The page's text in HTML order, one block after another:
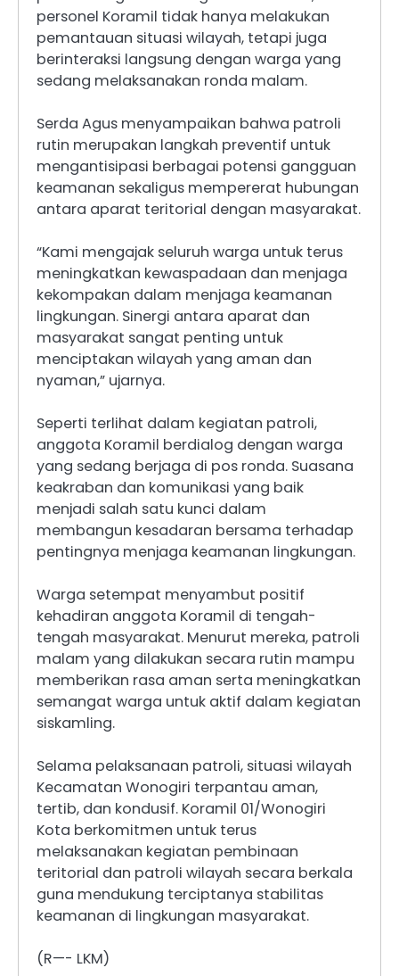
personel Koramil tidak hanya melakukan
pemantauan situasi wilayah, tetapi juga
berinteraksi langsung dengan warga yang
sedang melaksanakan ronda malam.
Serda Agus menyampaikan bahwa patroli
rutin merupakan langkah preventif untuk
mengantisipasi berbagai potensi gangguan
keamanan sekaligus mempererat hubungan
antara aparat teritorial dengan masyarakat.
“Kami mengajak seluruh warga untuk terus
meningkatkan kewaspadaan dan menjaga
kekompakan dalam menjaga keamanan
lingkungan. Sinergi antara aparat dan
masyarakat sangat penting untuk
menciptakan wilayah yang aman dan
nyaman,” ujarnya.
Seperti terlihat dalam kegiatan patroli,
anggota Koramil berdialog dengan warga
yang sedang berjaga di pos ronda. Suasana
keakraban dan komunikasi yang baik
menjadi salah satu kunci dalam
membangun kesadaran bersama terhadap
pentingnya menjaga keamanan lingkungan.
Warga setempat menyambut positif
kehadiran anggota Koramil di tengah-
tengah masyarakat. Menurut mereka, patroli
malam yang dilakukan secara rutin mampu
memberikan rasa aman serta meningkatkan
semangat warga untuk aktif dalam kegiatan
siskamling.
Selama pelaksanaan patroli, situasi wilayah
Kecamatan Wonogiri terpantau aman,
tertib, dan kondusif. Koramil 01/Wonogiri
Kota berkomitmen untuk terus
melaksanakan kegiatan pembinaan
teritorial dan patroli wilayah secara berkala
guna mendukung terciptanya stabilitas
keamanan di lingkungan masyarakat.
(R—- LKM)